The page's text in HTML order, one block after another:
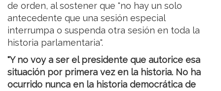
de orden, al sostener que "no hay un solo
antecedente que una sesión especial
interrumpa o suspenda otra sesión en toda la
historia parlamentaria".
"Y no voy a ser el presidente que autorice esa
situación por primera vez en la historia. No ha
ocurrido nunca en la historia democrática de